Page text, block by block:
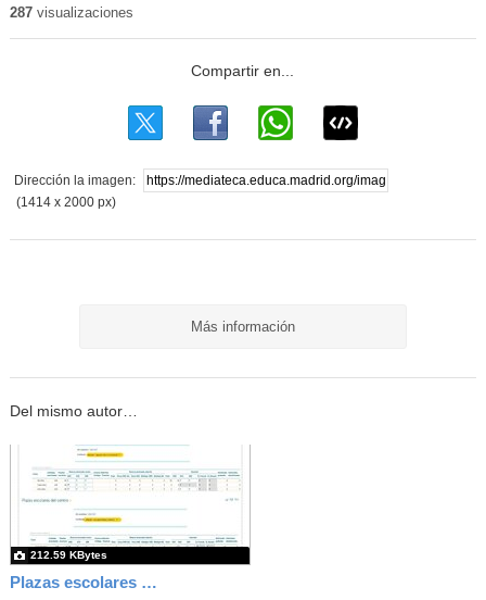
287visualizaciones
Dirección la imagen:
(1414 x 2000 px)
Más información
Del mismo autor…
Plazas escolares vacantes. Curso 26-27
212.59 KBytes